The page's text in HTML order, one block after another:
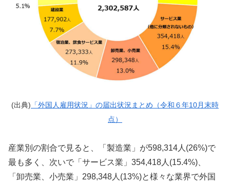
(出典) 「外国人雇用状況」の届出状況まとめ（令和６年10月末時
点）
産業別の割合で見ると、「製造業」が598,314人(26%)で
最も多く、次いで「サービス業」354,418人(15.4%)、
「卸売業、小売業」298,348人(13%)と様々な業界で外国